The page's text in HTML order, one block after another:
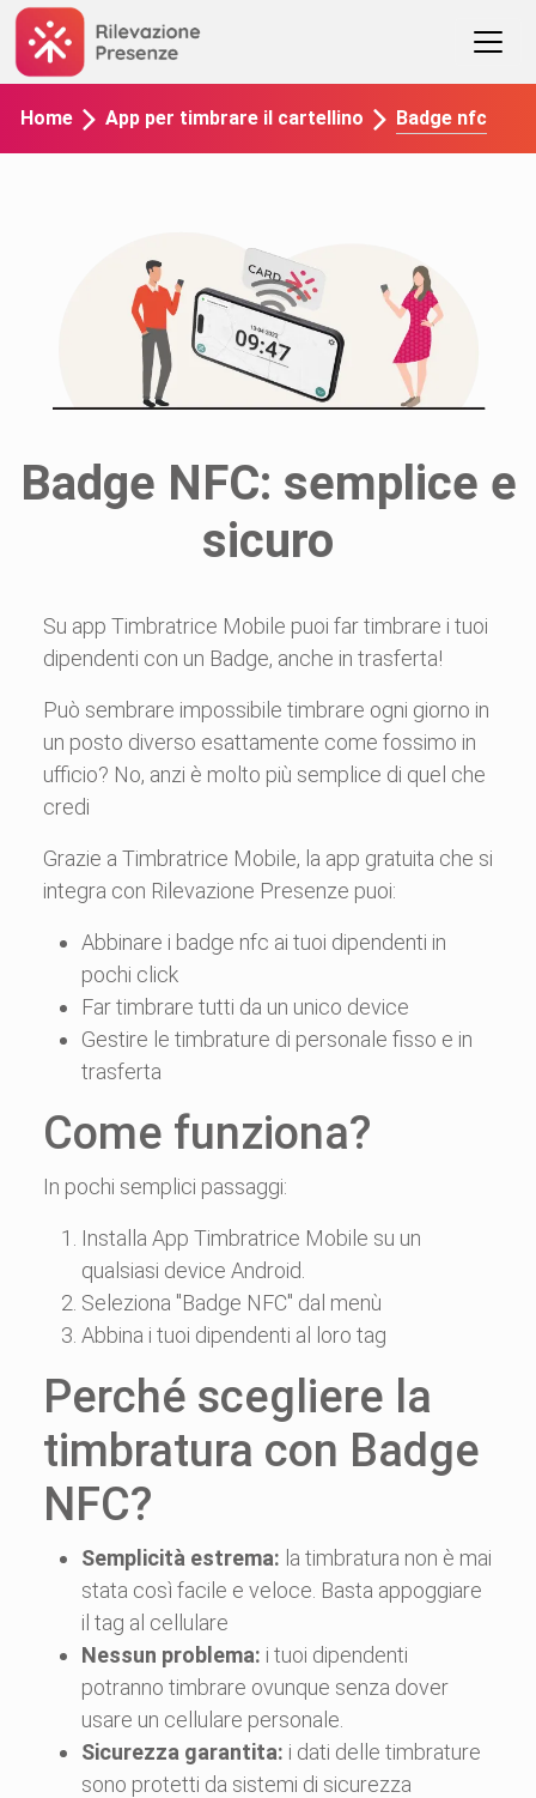
Home App per timbrare il cartellino Badge nfc
Badge NFC: semplice e
sicuro
Su app Timbratrice Mobile puoi far timbrare i tuoi
dipendenti con un Badge, anche in trasferta!
Può sembrare impossibile timbrare ogni giorno in
un posto diverso esattamente come fossimo in
ufficio? No, anzi è molto più semplice di quel che
credi
Grazie a Timbratrice Mobile, la app gratuita che si
integra con Rilevazione Presenze puoi:
Abbinare i badge nfc ai tuoi dipendenti in
pochi click
Far timbrare tutti da un unico device
Gestire le timbrature di personale fisso e in
trasferta
Come funziona?
In pochi semplici passaggi:
Installa App Timbratrice Mobile su un
qualsiasi device Android.
Seleziona "Badge NFC" dal menù
Abbina i tuoi dipendenti al loro tag
Perché scegliere la
timbratura con Badge
NFC?
Semplicità estrema: la timbratura non è mai
stata così facile e veloce. Basta appoggiare
il tag al cellulare
Nessun problema: i tuoi dipendenti
potranno timbrare ovunque senza dover
usare un cellulare personale.
Sicurezza garantita: i dati delle timbrature
sono protetti da sistemi di sicurezza